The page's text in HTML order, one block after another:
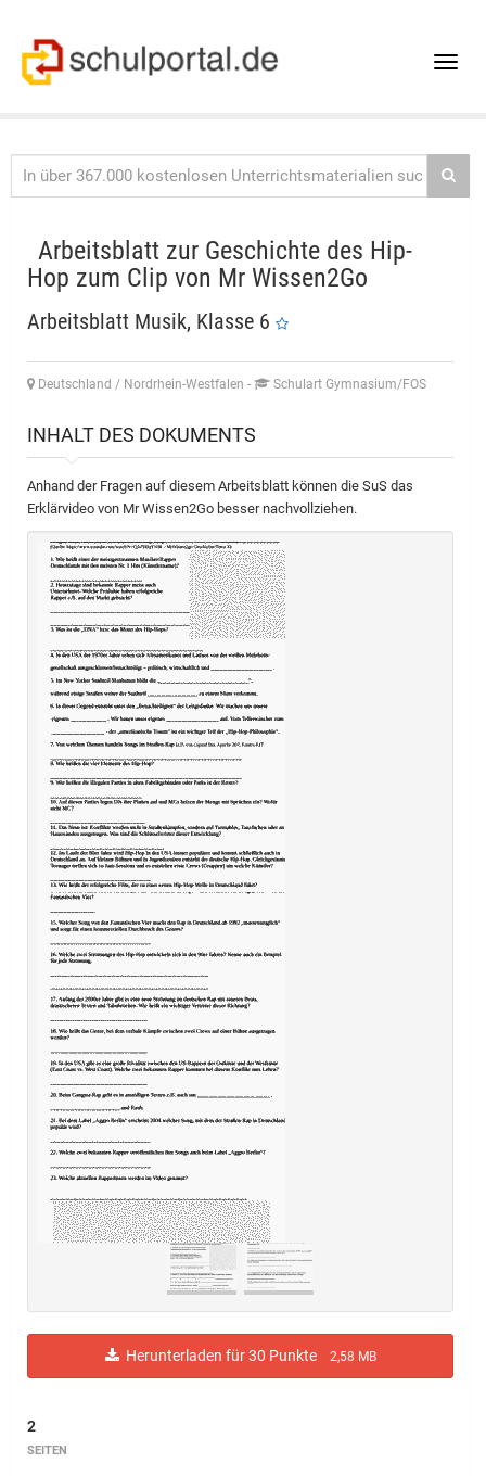
Toggle
Arbeitsblatt zur Geschichte des Hip-
Hop zum Clip von Mr Wissen2Go
Arbeitsblatt Musik, Klasse 6
Deutschland / Nordrhein-Westfalen - Schulart Gymnasium/FOS
INHALT DES DOKUMENTS
Anhand der Fragen auf diesem Arbeitsblatt können die SuS das
Erklärvideo von Mr Wissen2Go besser nachvollziehen.
Herunterladen für 30 Punkte 2,58 MB
2
SEITEN